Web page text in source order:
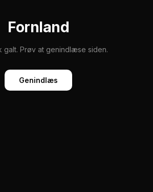
Fornland
galt. Prøv at genindlæse siden.
Genindlæs